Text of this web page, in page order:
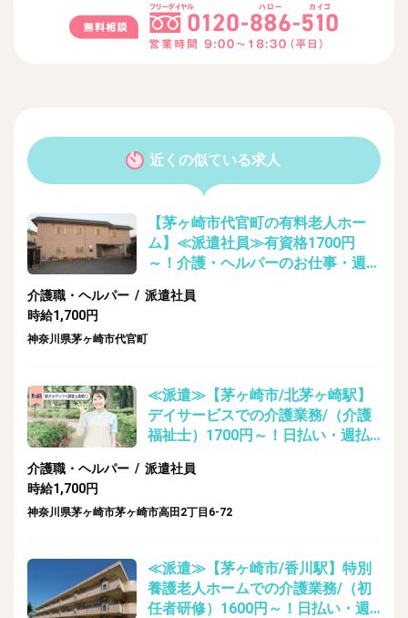
近くの似ている求人
【茅ヶ崎市代官町の有料老人ホー
ム】≪派遣社員≫有資格1700円
～！介護・ヘルパーのお仕事・週払
介護職・ヘルパー / 派遣社員
時給1,700円
神奈川県茅ヶ崎市代官町
≪派遣≫【茅ヶ崎市/北茅ヶ崎駅】
デイサービスでの介護業務/（介護
福祉士）1700円～！日払い・週払
介護職・ヘルパー / 派遣社員
時給1,700円
神奈川県茅ヶ崎市茅ヶ崎市高田2丁目6-72
≪派遣≫【茅ヶ崎市/香川駅】特別
養護老人ホームでの介護業務/（初
任者研修）1600円～！日払い・週